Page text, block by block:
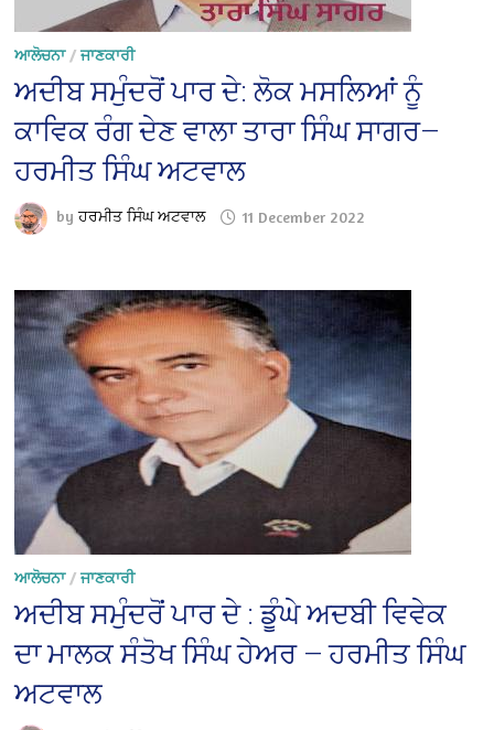
ਆਲੋਚਨਾ/ਜਾਣਕਾਰੀ
ਅਦੀਬ ਸਮੁੰਦਰੋਂ ਪਾਰ ਦੇ: ਲੋਕ ਮਸਲਿਆਂ ਨੂੰ
ਕਾਵਿਕ ਰੰਗ ਦੇਣ ਵਾਲਾ ਤਾਰਾ ਸਿੰਘ ਸਾਗਰ—
ਹਰਮੀਤ ਸਿੰਘ ਅਟਵਾਲ
byਹਰਮੀਤ ਸਿੰਘ ਅਟਵਾਲ 11 December 2022
ਆਲੋਚਨਾ/ਜਾਣਕਾਰੀ
ਅਦੀਬ ਸਮੁੰਦਰੋਂ ਪਾਰ ਦੇ : ਡੂੰਘੇ ਅਦਬੀ ਵਿਵੇਕ
ਦਾ ਮਾਲਕ ਸੰਤੋਖ ਸਿੰਘ ਹੇਅਰ — ਹਰਮੀਤ ਸਿੰਘ
ਅਟਵਾਲ